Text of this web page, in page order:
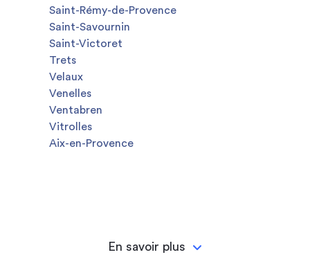
Saint-Rémy-de-Provence
Saint-Savournin
Saint-Victoret
Trets
Velaux
Venelles
Ventabren
Vitrolles
Aix-en-Provence
En savoir plus